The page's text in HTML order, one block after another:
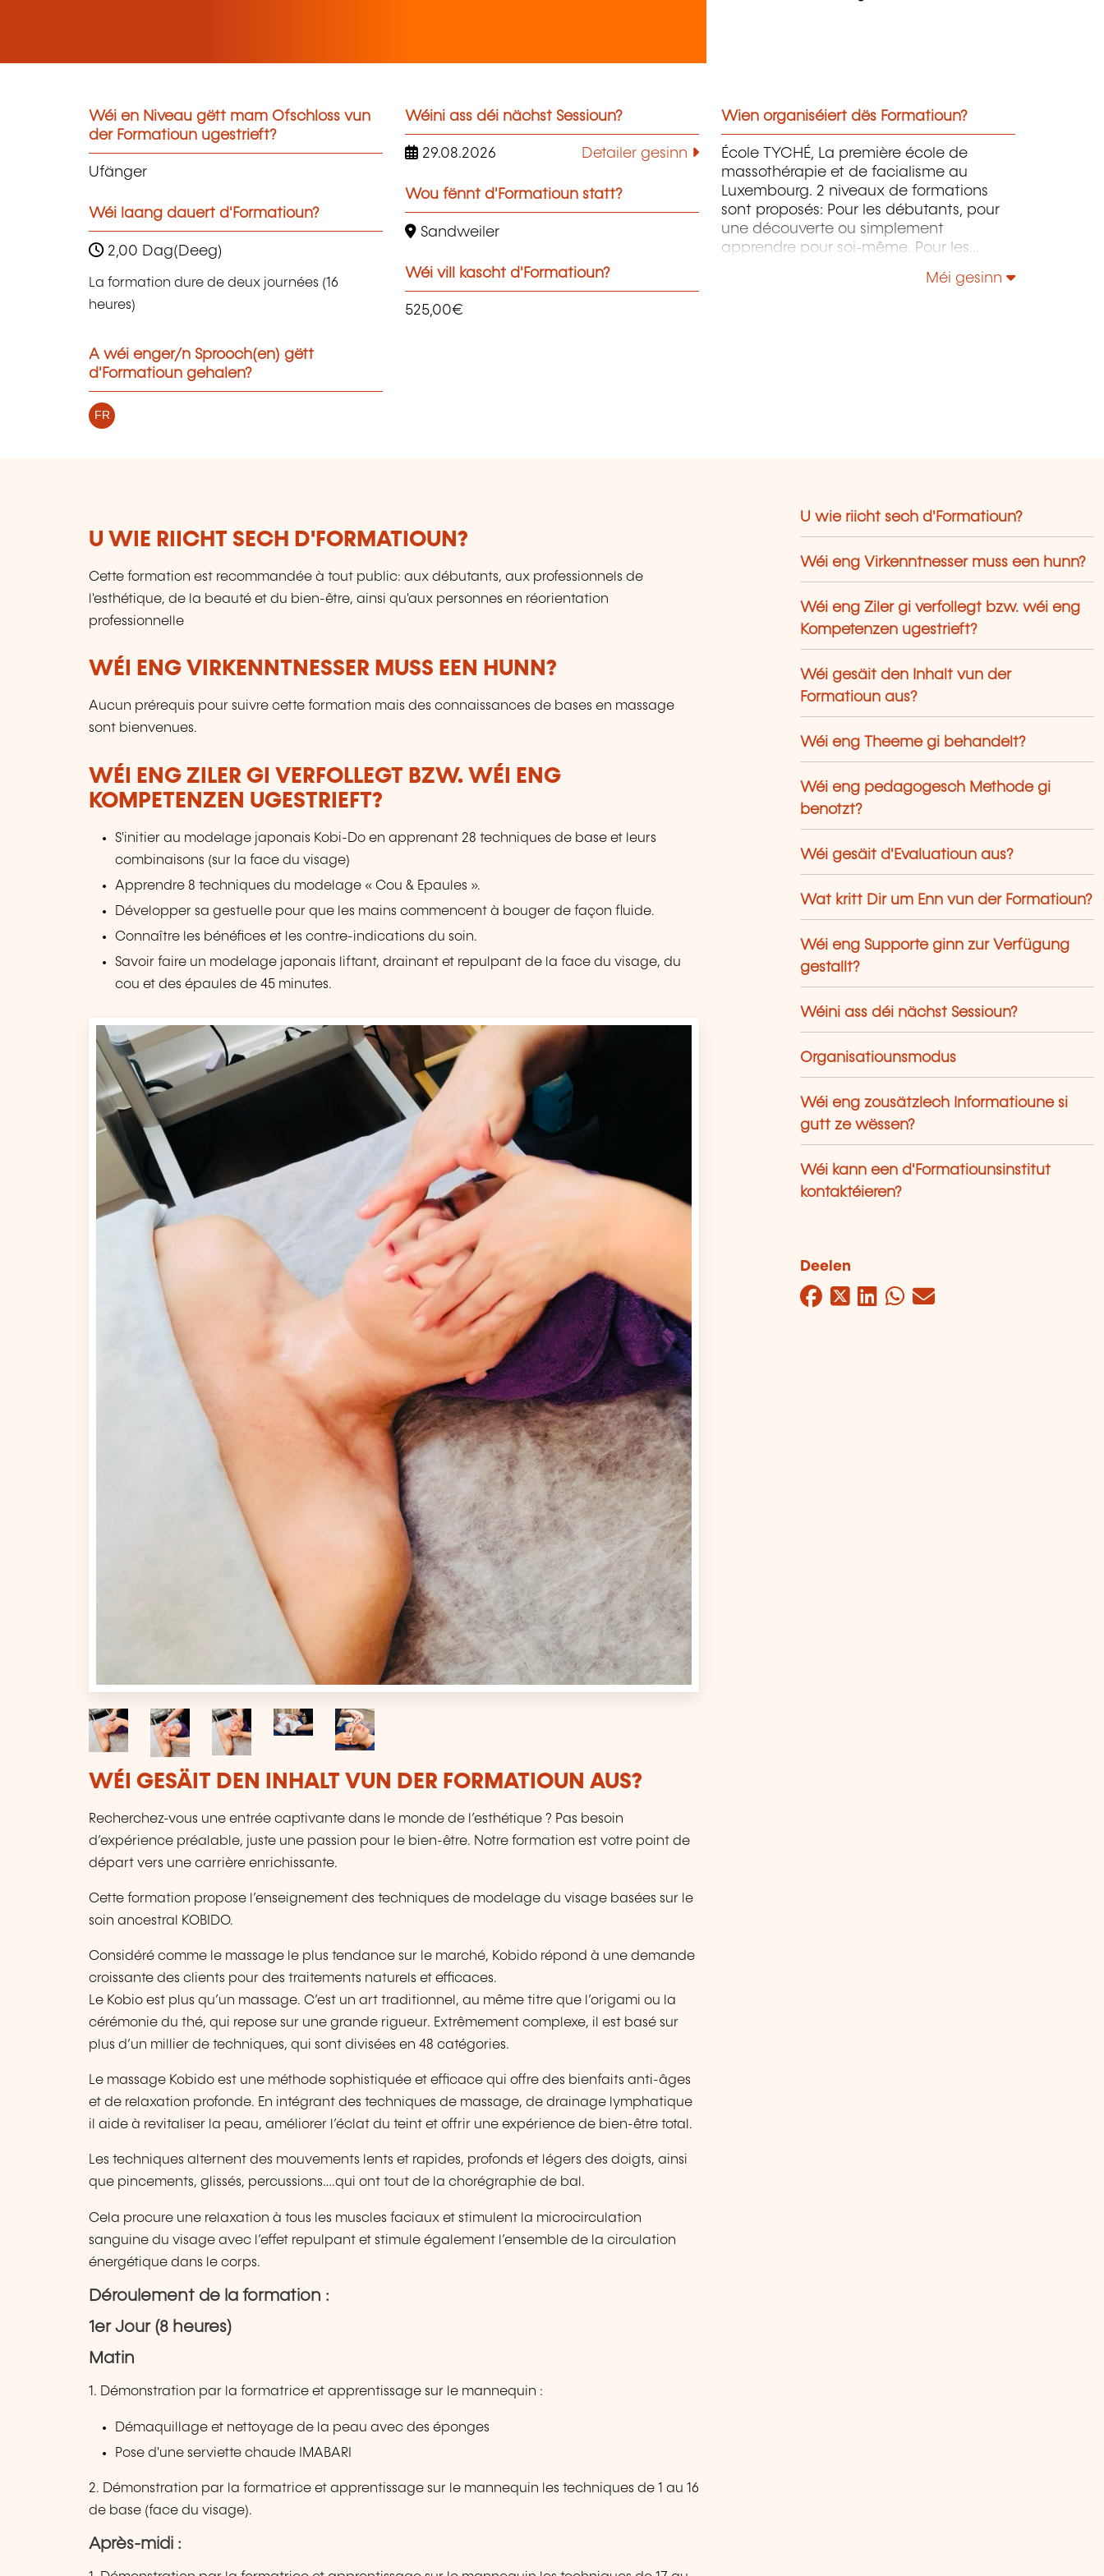
Wéi en Niveau gëtt mam Ofschloss vun
der Formatioun ugestrieft?
Ufänger
Wéi laang dauert d'Formatioun?
2,00 Dag(Deeg)
La formation dure de deux journées (16
heures)
A wéi enger/n Sprooch(en) gëtt
d'Formatioun gehalen?
FR
Wéini ass déi nächst Sessioun?
29.08.2026 Detailer gesinn
Wou fënnt d'Formatioun statt?
Sandweiler
Wéi vill kascht d'Formatioun?
525,00€
Wien organiséiert dës Formatioun?
École TYCHÉ, La première école de
massothérapie et de facialisme au
Luxembourg. 2 niveaux de formations
sont proposés: Pour les débutants, pour
une découverte ou simplement
apprendre pour soi-même. Pour les
maîtriser des nouvelles techniques et
Méi gesinn
U WIE RIICHT SECH D'FORMATIOUN?
Cette formation est recommandée à tout public: aux débutants, aux professionnels de
l'esthétique, de la beauté et du bien-être, ainsi qu'aux personnes en réorientation
professionnelle
WÉI ENG VIRKENNTNESSER MUSS EEN HUNN?
Aucun prérequis pour suivre cette formation mais des connaissances de bases en massage
sont bienvenues.
WÉI ENG ZILER GI VERFOLLEGT BZW. WÉI ENG
KOMPETENZEN UGESTRIEFT?
S'initier au modelage japonais Kobi-Do en apprenant 28 techniques de base et leurs
combinaisons (sur la face du visage)
Apprendre 8 techniques du modelage « Cou & Epaules ».
Développer sa gestuelle pour que les mains commencent à bouger de façon fluide.
Connaître les bénéfices et les contre-indications du soin.
Savoir faire un modelage japonais liftant, drainant et repulpant de la face du visage, du
cou et des épaules de 45 minutes.
WÉI GESÄIT DEN INHALT VUN DER FORMATIOUN AUS?
Recherchez-vous une entrée captivante dans le monde de l’esthétique ? Pas besoin
d’expérience préalable, juste une passion pour le bien-être. Notre formation est votre point de
départ vers une carrière enrichissante.
Cette formation propose l’enseignement des techniques de modelage du visage basées sur le
soin ancestral KOBIDO.
Considéré comme le massage le plus tendance sur le marché, Kobido répond à une demande
croissante des clients pour des traitements naturels et efficaces.
Le Kobio est plus qu’un massage. C’est un art traditionnel, au même titre que l’origami ou la
cérémonie du thé, qui repose sur une grande rigueur. Extrêmement complexe, il est basé sur
plus d’un millier de techniques, qui sont divisées en 48 catégories.
Le massage Kobido est une méthode sophistiquée et efficace qui offre des bienfaits anti-âges
et de relaxation profonde. En intégrant des techniques de massage, de drainage lymphatique
il aide à revitaliser la peau, améliorer l’éclat du teint et offrir une expérience de bien-être total.
Les techniques alternent des mouvements lents et rapides, profonds et légers des doigts, ainsi
que pincements, glissés, percussions….qui ont tout de la chorégraphie de bal.
Cela procure une relaxation à tous les muscles faciaux et stimulent la microcirculation
sanguine du visage avec l’effet repulpant et stimule également l’ensemble de la circulation
énergétique dans le corps.
Déroulement de la formation :
1er Jour (8 heures)
Matin
1. Démonstration par la formatrice et apprentissage sur le mannequin :
Démaquillage et nettoyage de la peau avec des éponges
Pose d'une serviette chaude IMABARI
2. Démonstration par la formatrice et apprentissage sur le mannequin les techniques de 1 au 16
de base (face du visage).
Après-midi :
U wie riicht sech d'Formatioun?
Wéi eng Virkenntnesser muss een hunn?
Wéi eng Ziler gi verfollegt bzw. wéi eng
Kompetenzen ugestrieft?
Wéi gesäit den Inhalt vun der
Formatioun aus?
Wéi eng Theeme gi behandelt?
Wéi eng pedagogesch Methode gi
benotzt?
Wéi gesäit d'Evaluatioun aus?
Wat kritt Dir um Enn vun der Formatioun?
Wéi eng Supporte ginn zur Verfügung
gestallt?
Wéini ass déi nächst Sessioun?
Organisatiounsmodus
Wéi eng zousätzlech Informatioune si
gutt ze wëssen?
Wéi kann een d'Formatiounsinstitut
kontaktéieren?
Deelen
Facebook
Twitter
LinkedIn
WhatsApp
Mail